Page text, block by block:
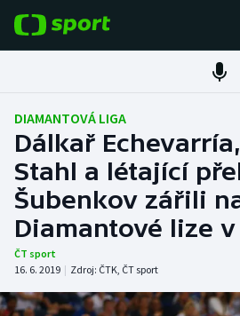
Fotbal
Hokej
Tenis
Atletika
DIAMANTOVÁ LIGA
Dálkař
Stahl a létající
Šubenkov zářili
Diamantové lize v
ČT sport
16. 6. 2019 | Zdroj: ČTK, ČT sport